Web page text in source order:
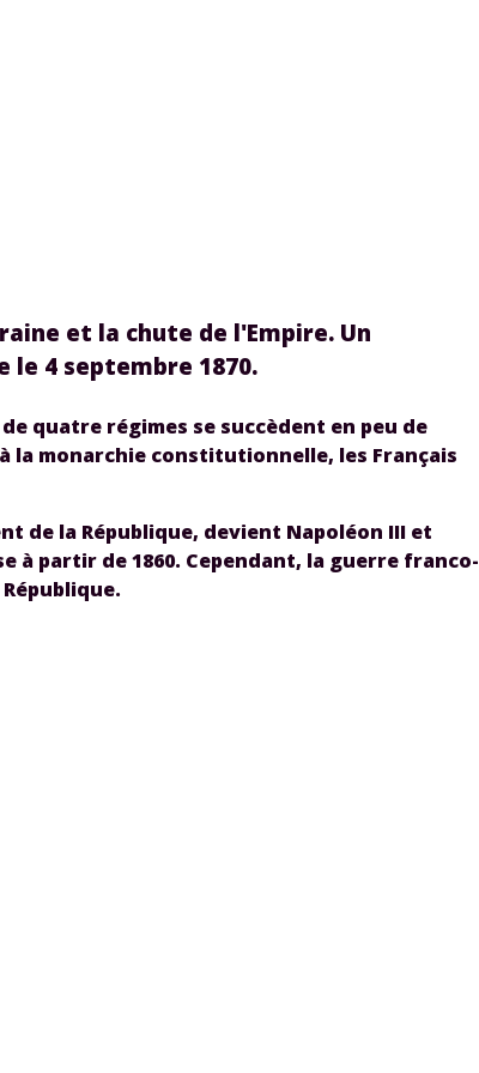
et la chute de l'Empire. Un
le 4 septembre 1870.
quatre régimes se succèdent en peu de
la monarchie constitutionnelle, les Français
de la République, devient Napoléon III et
à partir de 1860. Cependant, la guerre franco-
vos droits, vous pouvez consulter